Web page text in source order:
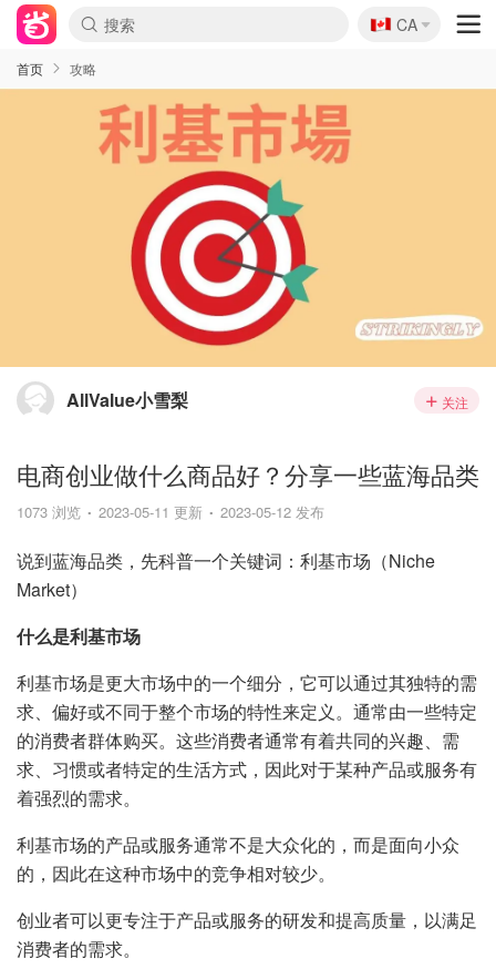
🇨🇦
CA
首页 攻略
AllValue小雪梨 关注
电商创业做什么商品好？分享一些蓝海品类
1073 浏览 2023-05-11 更新 2023-05-12 发布
说到蓝海品类，先科普一个关键词：利基市场（Niche
Market）
什么是利基市场
利基市场是更大市场中的一个细分，它可以通过其独特的需
求、偏好或不同于整个市场的特性来定义。通常由一些特定
的消费者群体购买。这些消费者通常有着共同的兴趣、需
求、习惯或者特定的生活方式，因此对于某种产品或服务有
着强烈的需求。
利基市场的产品或服务通常不是大众化的，而是面向小众
的，因此在这种市场中的竞争相对较少。
创业者可以更专注于产品或服务的研发和提高质量，以满足
消费者的需求。